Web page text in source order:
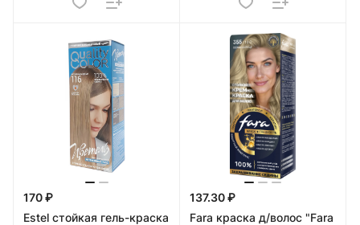
170 ₽
Estel стойкая гель-краска
137.30 ₽
Fara краска д/волос "Fara